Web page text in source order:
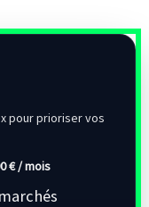
pour prioriser vos
€ / mois